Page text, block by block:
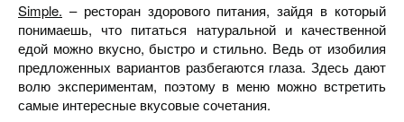
Simple. – ресторан здорового питания, зайдя в который
понимаешь, что питаться натуральной и качественной
едой можно вкусно, быстро и стильно. Ведь от изобилия
предложенных вариантов разбегаются глаза. Здесь дают
волю экспериментам, поэтому в меню можно встретить
самые интересные вкусовые сочетания.